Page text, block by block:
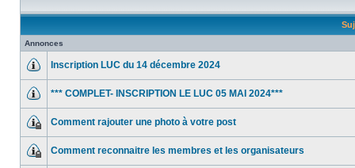
Annonces
Inscription LUC du 14 décembre 2024
*** COMPLET- INSCRIPTION LE LUC 05 MAI 2024***
Comment rajouter une photo à votre post
Comment reconnaitre les membres et les organisateurs